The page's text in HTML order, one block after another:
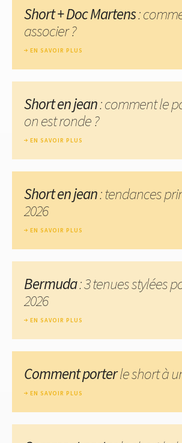
Short + Doc Martens:
associer ?
EN SAVOIR PLUS
Short en jean: comment le
on est ronde ?
EN SAVOIR PLUS
Short en jean: tendances
2026
EN SAVOIR PLUS
Bermuda: 3 tenues stylées
2026
EN SAVOIR PLUS
Comment porterle short à
EN SAVOIR PLUS